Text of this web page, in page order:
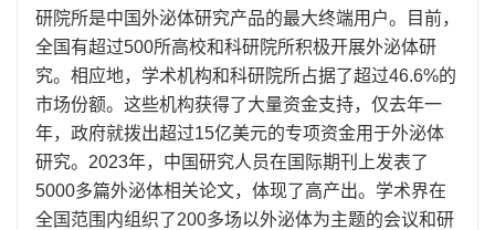
研院所是中国外泌体研究产品的最大终端用户。目前，
全国有超过500所高校和科研院所积极开展外泌体研
究。相应地，学术机构和科研院所占据了超过46.6%的
市场份额。这些机构获得了大量资金支持，仅去年一
年，政府就拨出超过15亿美元的专项资金用于外泌体
研究。2023年，中国研究人员在国际期刊上发表了
5000多篇外泌体相关论文，体现了高产出。学术界在
全国范围内组织了200多场以外泌体为主题的会议和研